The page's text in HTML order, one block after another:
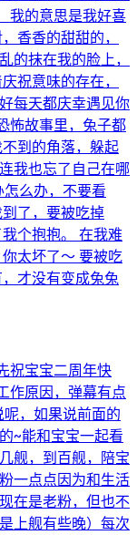
我的意思是我好喜
香香的甜甜的，
的抹在我的脸上，
祝意味的存在，
每天都庆幸遇见你
怖故事里，兔子都
到的角落，躲起
我也忘了自己在哪
么办，不要看
了，要被吃掉
个抱抱。 在我难
太坏了～ 要被吃
才没有变成兔兔
祝宝宝二周年快
作原因，弹幕有点
，如果说前面的
~能和宝宝一起看
舰，到百舰，陪宝
一点点因为和生活
在是老粉，但也不
上舰有些晚）每次